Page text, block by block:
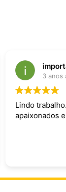
3 anos
Lindo
apaixonados